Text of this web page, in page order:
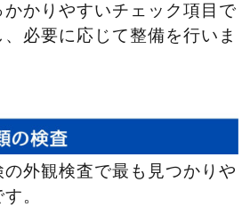
かりやすいチェック項目で
必要に応じて整備を行いま
外観検査で最も見つかりや
。